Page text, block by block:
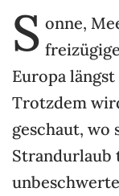
S onne,
Europa
Trotzdem
geschaut, wo
Strandurlaub